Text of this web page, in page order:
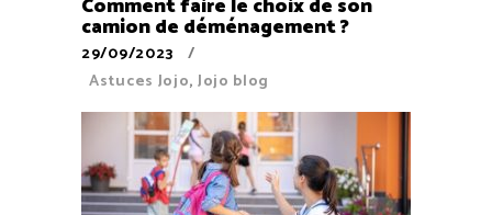
camion de déménagement ?
29/09/2023
Astuces Jojo, Jojo blog